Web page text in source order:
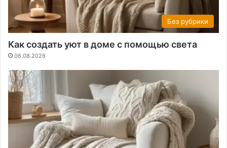
Без рубрики
Как создать уют в доме с помощью света
06.08.2026